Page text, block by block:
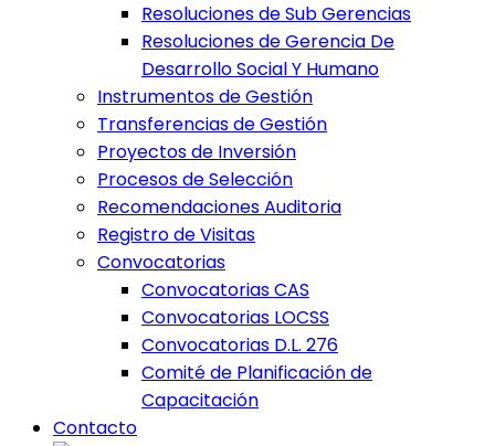
Resoluciones de Sub Gerencias
Resoluciones de Gerencia De
Desarrollo Social Y Humano
Instrumentos de Gestión
Transferencias de Gestión
Proyectos de Inversión
Procesos de Selección
Recomendaciones Auditoria
Registro de Visitas
Convocatorias
Convocatorias CAS
Convocatorias LOCSS
Convocatorias D.L. 276
Comité de Planificación de
Capacitación
Contacto